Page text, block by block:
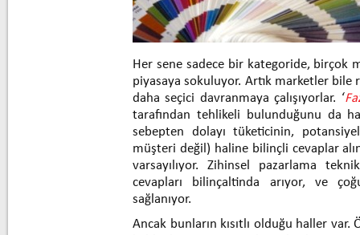
Her sene sadece bir kategoride, birçok
piyasaya sokuluyor. Artık marketler bile
daha seçici davranmaya çalışıyorlar. ‘
tarafından tehlikeli bulunduğunu da
sebepten dolayı tüketicinin,
müşteri değil) haline bilinçli cevaplar
varsayılıyor. Zihinsel pazarlama
cevapları bilinçaltinda arıyor, ve
sağlanıyor.
Ancak bunların kısıtlı olduğu haller var.